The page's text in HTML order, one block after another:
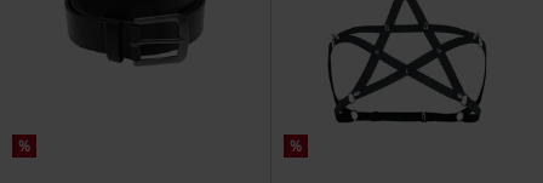
% %